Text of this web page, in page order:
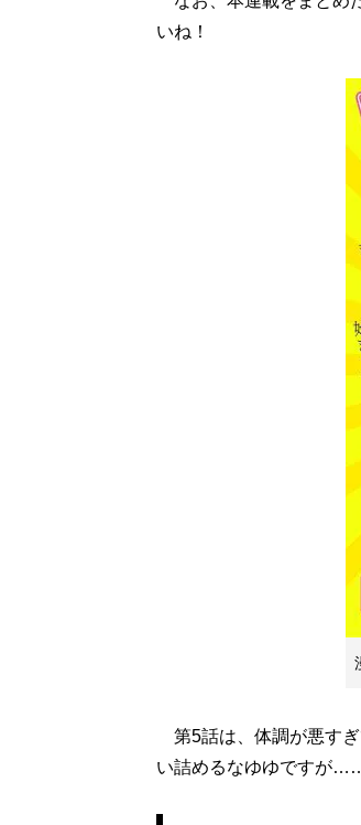
いね！
第5話は、体調が悪す
い詰めるなゆゆですが……